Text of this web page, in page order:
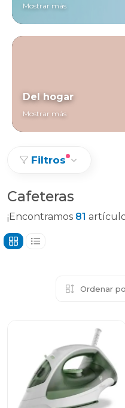
Mostrar más
Del hogar
Mostrar más
Filtros
Cafeteras
¡Encontramos 81
Ordenar